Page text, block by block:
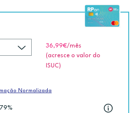
36,99€/mês
(acresce o valor do
ISUC)
Normalizada